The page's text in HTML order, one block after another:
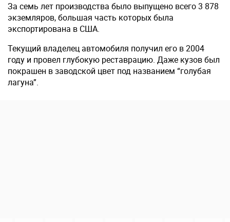
За семь лет производства было выпущено всего 3 878
экземляров, большая часть которых была
экспортирована в США.
Текущий владелец автомобиля получил его в 2004
году и провел глубокую реставрацию. Даже кузов был
покрашен в заводской цвет под названием “голубая
лагуна”.